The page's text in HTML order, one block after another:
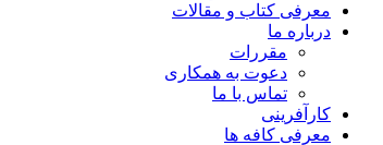
معرفی کتاب و مقالات
درباره ما
مقررات
دعوت به همکاری
تماس با ما
کارآفرینی
معرفی کافه ها